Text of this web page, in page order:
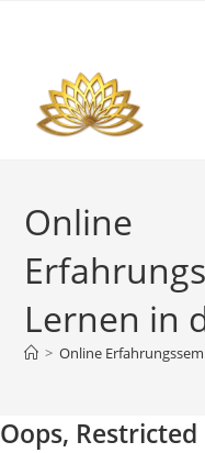
Online
Lernen in
> Online
Oops,